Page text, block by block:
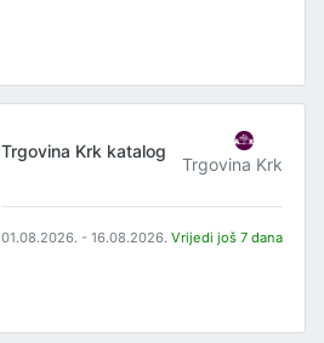
Trgovina Krk katalog
Trgovina Krk
01.08.2026. - 16.08.2026. Vrijedi još 7 dana